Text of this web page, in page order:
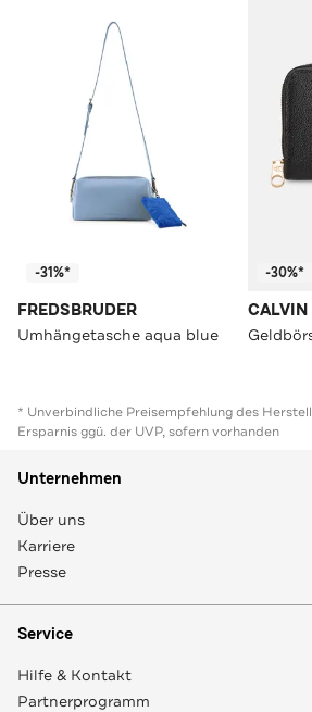
-31%*
FREDSBRUDER
Umhängetasche aqua blue
-30%*
CALVIN
* Unverbindliche Preisempfehlung des
Ersparnis ggü. der UVP, sofern vorhanden
Unternehmen
Über uns
Karriere
Presse
Service
Hilfe & Kontakt
Partnerprogramm